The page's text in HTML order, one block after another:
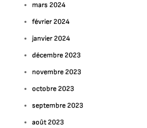
mars 2024
février 2024
janvier 2024
décembre 2023
novembre 2023
octobre 2023
septembre 2023
août 2023